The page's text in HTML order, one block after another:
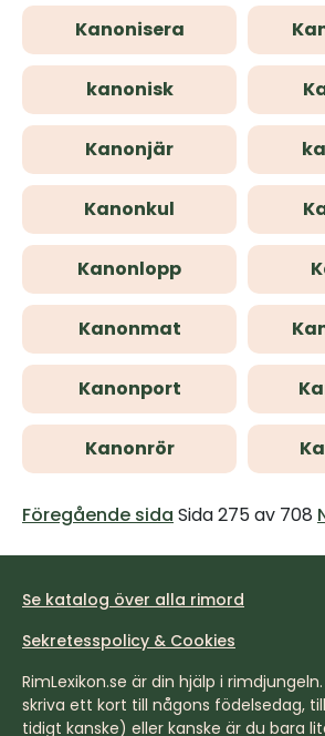
Kanonisera
kanonisk
Kanonjär
Kanonkul
Kanonlopp
Kanonmat
Kanonport
Kanonrör
Föregående sida Sida 275 av 708
Se katalog över alla rimord
Sekretesspolicy & Cookies
RimLexikon.se är din hjälp i
skriva ett kort till någons födelsedag,
tidigt kanske) eller kanske är du bara